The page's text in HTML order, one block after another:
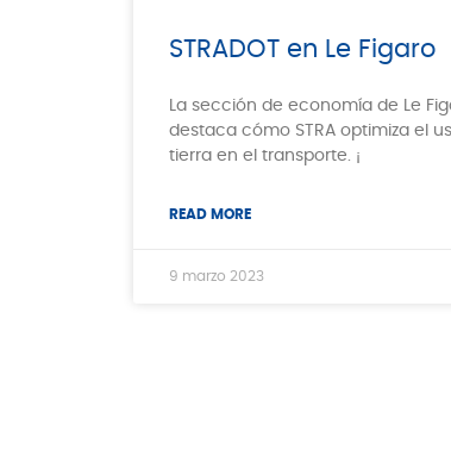
STRADOT en Le Figaro
La sección de economía de Le
destaca cómo STRA optimiza el
tierra en el transporte. ¡
READ MORE
9 marzo 2023